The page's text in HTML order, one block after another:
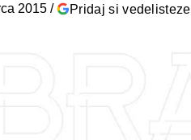
2015 / Pridaj si